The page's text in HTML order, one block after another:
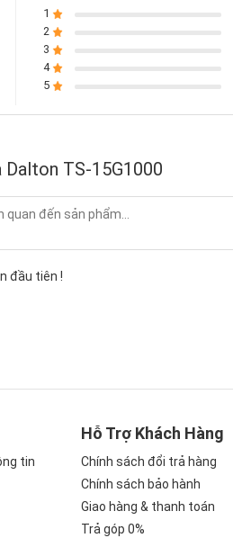
1
2
3
4
5
TS-15G1000
đầu tiên !
tin
Hỗ Trợ Khách Hàng
Chính sách đổi trả hàng
Chính sách bảo hành
Giao hàng & thanh toán
Trả góp 0%